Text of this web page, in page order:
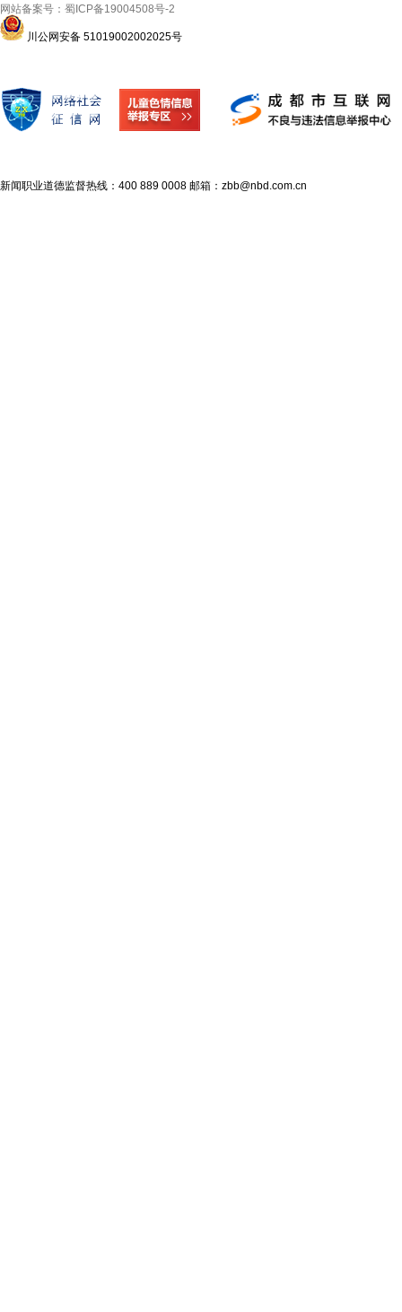
网站备案号：蜀ICP备19004508号-2
川公网安备 51019002002025号
新闻职业道德监督热线：400 889 0008 邮箱：zbb@nbd.com.cn